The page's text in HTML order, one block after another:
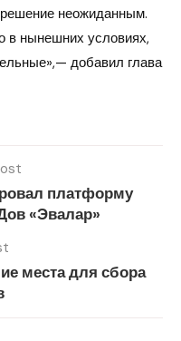
неожиданным.
в нынешних условиях,
добавил глава
платформу
«Эвалар»
места для сбора